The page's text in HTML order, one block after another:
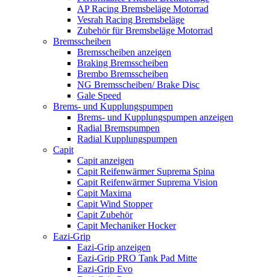
AP Racing Bremsbeläge Motorrad
Vesrah Racing Bremsbeläge
Zubehör für Bremsbeläge Motorrad
Bremsscheiben
Bremsscheiben anzeigen
Braking Bremsscheiben
Brembo Bremsscheiben
NG Bremsscheiben/ Brake Disc
Gale Speed
Brems- und Kupplungspumpen
Brems- und Kupplungspumpen anzeigen
Radial Bremspumpen
Radial Kupplungspumpen
Capit
Capit anzeigen
Capit Reifenwärmer Suprema Spina
Capit Reifenwärmer Suprema Vision
Capit Maxima
Capit Wind Stopper
Capit Zubehör
Capit Mechaniker Hocker
Eazi-Grip
Eazi-Grip anzeigen
Eazi-Grip PRO Tank Pad Mitte
Eazi-Grip Evo